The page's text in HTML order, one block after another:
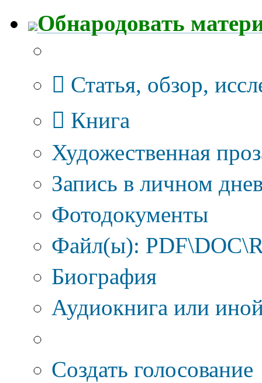
Обнародовать
Статья, обзор,
Книга
Художественная
Запись в личном
Фотодокументы
Файл(ы):
Биография
Аудиокнига или
Создать голосование